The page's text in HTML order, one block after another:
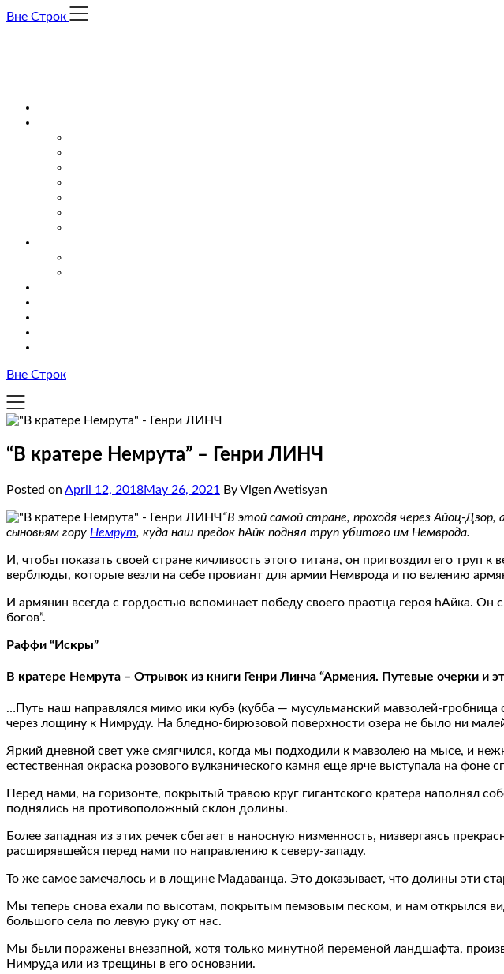
Skip
Вне Строк
Вне Строк
“В кратере Немрута” – Генри ЛИНЧ
Posted on April 12, 2018May 26, 2021 By Vigen Avetisyan
“В этой самой стране, проходя через Айоц-
сыновьям гору Немрут, куда наш предок hАйк поднял труп убитого им Немврода.
И, чтобы показать своей стране кичливость этого титана, он пригвоздил его
верблюды, которые везли на себе провиант для армии Немврода и по велению
И армянин всегда с гордостью вспоминает победу своего праотца героя hАйка.
богов”.
Раффи “Искры”
В кратере Немрута – Отрывок из книги Генри Линча “Армения. Путевые очерки и
…Путь наш направлялся мимо ики кубэ (кубба — мусульманский мавзолей-
через лощину к Нимруду. На бледно-бирюзовой поверхности озера не было ни
Яркий дневной свет уже смягчился, когда мы подходили к мавзолею на мысе, и
естественная окраска розового вулканического камня еще ярче выступала на фоне
Перед нами, на горизонте, покрытый травою круг гигантского кратера наполнял
поднялись на противоположный склон долины.
Более западная из этих речек сбегает в наносную низменность, низвергаясь
расширявшейся перед нами по направлению к северу-западу.
То же самое замечалось и в лощине Мадаванца. Это доказывает, что долины эти
Мы теперь снова ехали по высотам, покрытым пемзовым песком, и нам открылся
большого села по левую руку от нас.
Мы были поражены внезапной, хотя только минутной переменой ландшафта,
Нимруда или из трещины в его основании.